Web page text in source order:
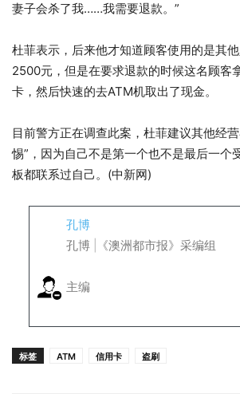
妻子会杀了我……我需要退款。”
杜菲表示，后来他才知道顾客使用的是其
2500元，但是在要求退款的时候这名顾客
卡，然后快速的去ATM机取出了现金。
目前警方正在调查此案，杜菲建议其他经
惕”，因为自己不是第一个也不是最后一个
板都联系过自己。(中新网)
孔博
孔博 |《澳洲都市报》采编组
主编
标签 ATM 信用卡 盗刷